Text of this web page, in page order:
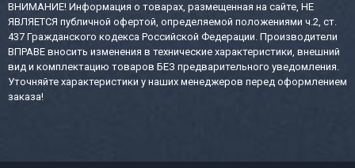
ВНИМАНИЕ! Информация о товарах, размещенная на сайте, НЕ
ЯВЛЯЕТСЯ публичной офертой, определяемой положениями ч.2, ст.
437 Гражданского кодекса Российской Федерации. Производители
ВПРАВЕ вносить изменения в технические характеристики, внешний
вид и комплектацию товаров БЕЗ предварительного уведомления.
Уточняйте характеристики у наших менеджеров перед оформлением
заказа!